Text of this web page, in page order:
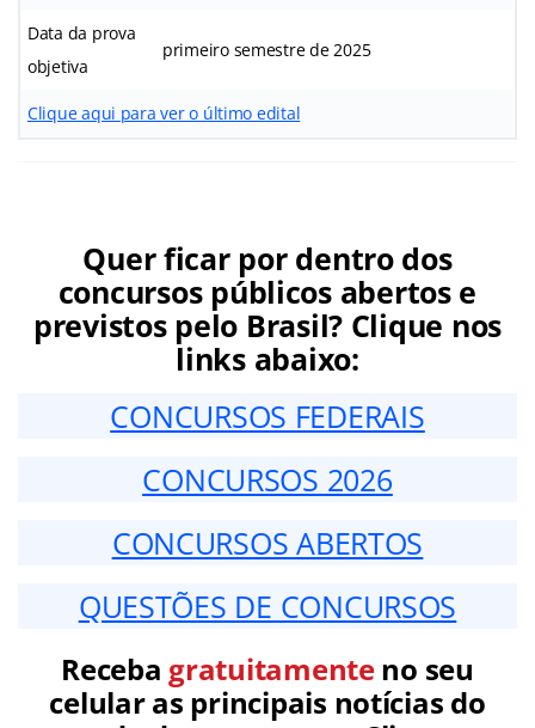
Data da prova
objetiva
primeiro semestre de 2025
Clique aqui para ver o último edital
Quer ficar por dentro dos
concursos públicos abertos e
previstos pelo Brasil? Clique nos
links abaixo:
CONCURSOS FEDERAIS
CONCURSOS 2026
CONCURSOS ABERTOS
QUESTÕES DE CONCURSOS
Receba gratuitamenteno seu
celular as principais notícias do